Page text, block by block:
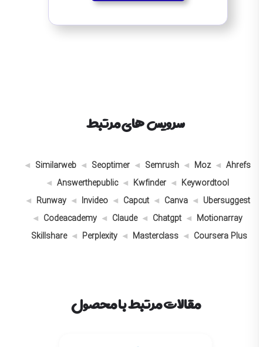
سرویس های مرتبط
Ahrefs
Moz
Semrush
Seoptimer
Similarweb
Keywordtool
Kwfinder
Answerthepublic
Ubersuggest
Canva
Capcut
Invideo
Runway
Motionarray
Chatgpt
Claude
Codeacademy
Coursera Plus
Masterclass
Perplexity
Skillshare
مقالات مرتبط با محصول